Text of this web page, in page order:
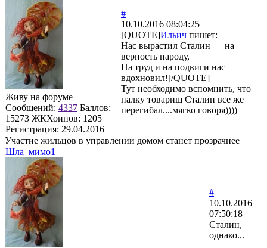
Живу на форуме
Сообщений: 4337 Баллов:
15273 ЖКХоинов: 1205
Регистрация: 29.04.2016
#
10.10.2016 08:04:25
[QUOTE]Ильич пишет:
Нас вырастил Сталин — на
верность народу,
На труд и на подвиги нас
вдохновил![/QUOTE]
Тут необходимо вспомнить, что
палку товарищ Сталин все же
перегибал....мягко говоря))))
Участие жильцов в управлении домом станет прозрачнее
Шла_мимо1
#
10.10.2016
07:50:18
Сталин,
однако...